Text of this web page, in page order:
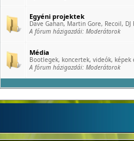
Egyéni projektek
Dave Gahan, Martin Gore, Recoil, DJ
A fórum házigazdái: Moderátorok
Média
Bootlegek, koncertek, videók, képek
A fórum házigazdái: Moderátorok